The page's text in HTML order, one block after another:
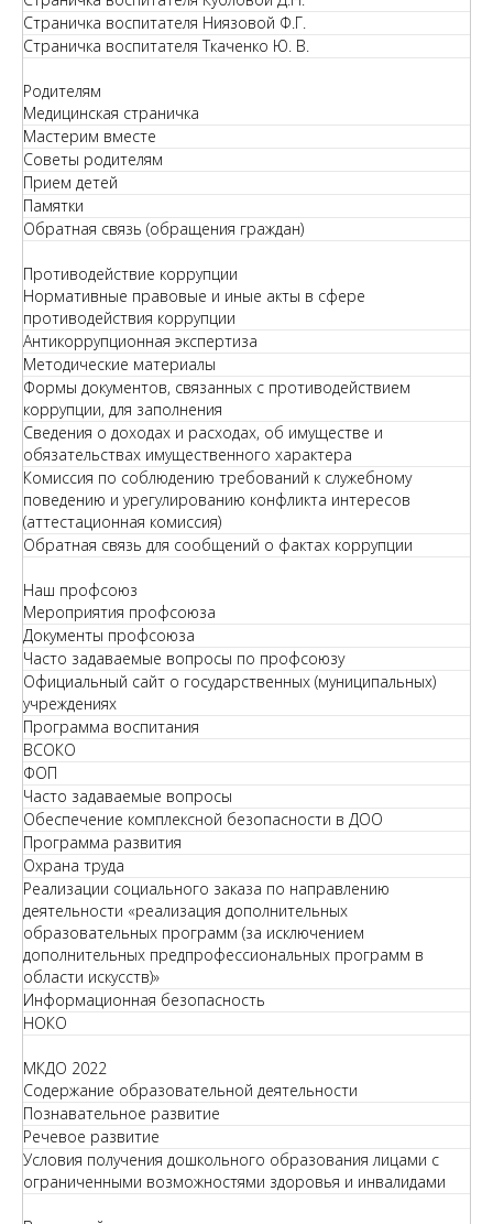
Страничка воспитателя Ниязовой Ф.Г.
Страничка воспитателя Ткаченко Ю. В.
Родителям
Медицинская страничка
Мастерим вместе
Советы родителям
Прием детей
Памятки
Обратная связь (обращения граждан)
Противодействие коррупции
Нормативные правовые и иные акты в сфере
противодействия коррупции
Антикоррупционная экспертиза
Методические материалы
Формы документов, связанных с противодействием
коррупции, для заполнения
Сведения о доходах и расходах, об имуществе и
обязательствах имущественного характера
Комиссия по соблюдению требований к служебному
поведению и урегулированию конфликта интересов
(аттестационная комиссия)
Обратная связь для сообщений о фактах коррупции
Наш профсоюз
Мероприятия профсоюза
Документы профсоюза
Часто задаваемые вопросы по профсоюзу
Официальный сайт о государственных (муниципальных)
учреждениях
Программа воспитания
ВСОКО
ФОП
Часто задаваемые вопросы
Обеспечение комплексной безопасности в ДОО
Программа развития
Охрана труда
Реализации социального заказа по направлению
деятельности «реализация дополнительных
образовательных программ (за исключением
дополнительных предпрофессиональных программ в
области искусств)»
Информационная безопасность
НОКО
МКДО 2022
Содержание образовательной деятельности
Познавательное развитие
Речевое развитие
Условия получения дошкольного образования лицами с
ограниченными возможностями здоровья и инвалидами